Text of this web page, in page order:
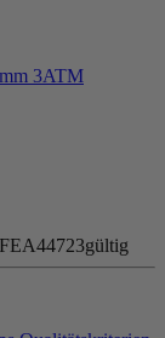
3ATM
gültig